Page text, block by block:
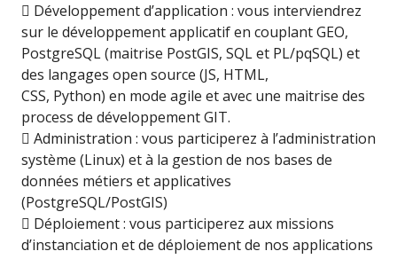
 Développement d’application : vous interviendrez
sur le développement applicatif en couplant GEO,
PostgreSQL (maitrise PostGIS, SQL et PL/pqSQL) et
des langages open source (JS, HTML,
CSS, Python) en mode agile et avec une maitrise des
process de développement GIT.
 Administration : vous participerez à l’administration
système (Linux) et à la gestion de nos bases de
données métiers et applicatives
(PostgreSQL/PostGIS)
 Déploiement : vous participerez aux missions
d’instanciation et de déploiement de nos applications